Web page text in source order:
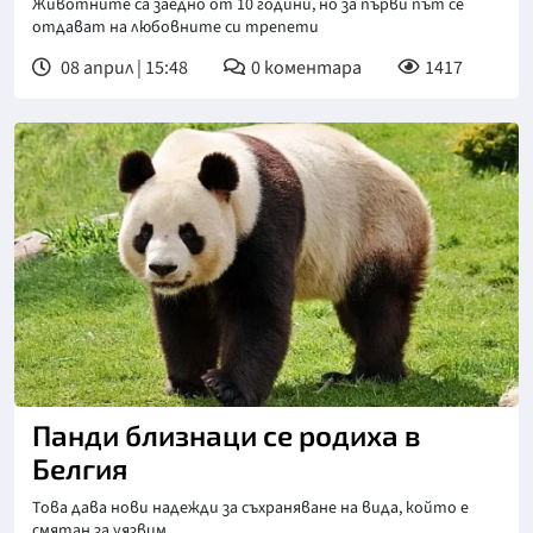
Животните са заедно от 10 години, но за първи път се
отдават на любовните си трепети
08 април | 15:48 0коментара 1417
Панди близнаци се родиха в
Белгия
Това дава нови надежди за съхраняване на вида, който е